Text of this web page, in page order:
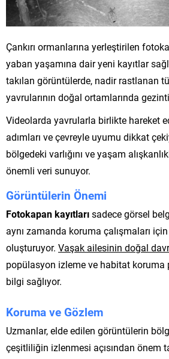
Çankırı ormanlarına yerleştirilen
yaban yaşamına dair yeni kayıtlar
takılan görüntülerde, nadir rastlanan
yavrularının doğal ortamlarında
Videolarda yavrularla birlikte hareket
adımları ve çevreyle uyumu dikkat
bölgedeki varlığını ve yaşam
önemli veri sunuyor.
Görüntülerin Önemi
Fotokapan kayıtlarısadece görsel
aynı zamanda koruma çalışmaları
oluşturuyor. Vaşak ailesinin doğal
popülasyon izleme ve habitat koruma
bilgi sağlıyor.
Koruma ve Gözlem
Uzmanlar, elde edilen görüntülerin
çeşitliliğin izlenmesi açısından önem